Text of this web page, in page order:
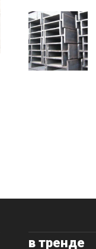
в тренде